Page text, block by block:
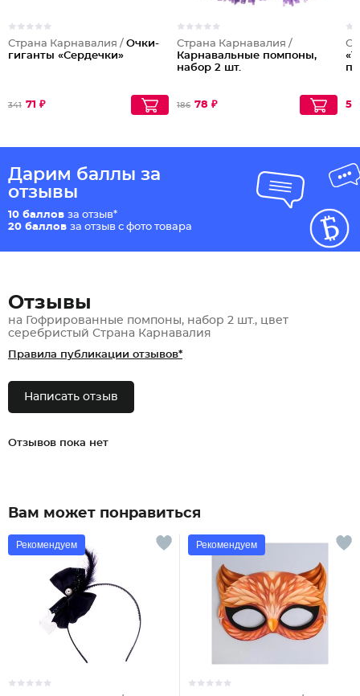
Страна Карнавалия / Очки-
гиганты «Сердечки»
341 71 ₽
Страна Карнавалия /
Карнавальные помпоны,
набор 2 шт.
186 78 ₽
Дарим баллы за
отзывы
10 баллов за отзыв*
20 баллов за отзыв с фото товара
Отзывы
на Гофрированные помпоны, набор 2 шт., цвет
серебристый Страна Карнавалия
Правила публикации отзывов*
Написать отзыв
Отзывов пока нет
Вам может понравиться
Рекомендуем Рекомендуем